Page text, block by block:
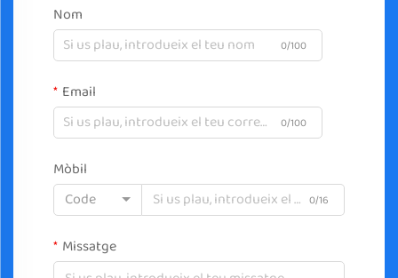
Nom
0/100
Email
0/100
Mòbil
Code
0/16
Missatge